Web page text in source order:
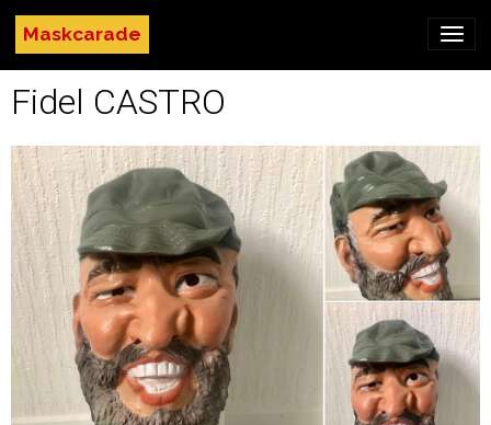
Maskcarade
Fidel CASTRO